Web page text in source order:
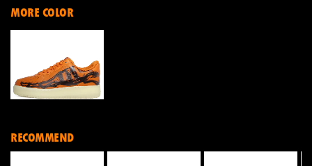
MORE COLOR
RECOMMEND